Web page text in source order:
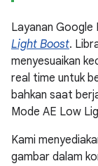
Layanan Google
Light Boost.
menyesuaikan
real time untuk
bahkan saat
Mode AE Low
Kami
gambar dalam